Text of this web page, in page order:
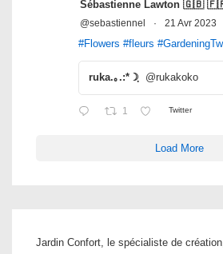
Sébastienne Lawton 🇬🇧
@sebastiennel · 21 Avr 2023
#Flowers #fleurs
ruka.｡.:*☽ฺ @rukakoko
1 Twitter
Load More
Jardin Confort, le spécialiste de